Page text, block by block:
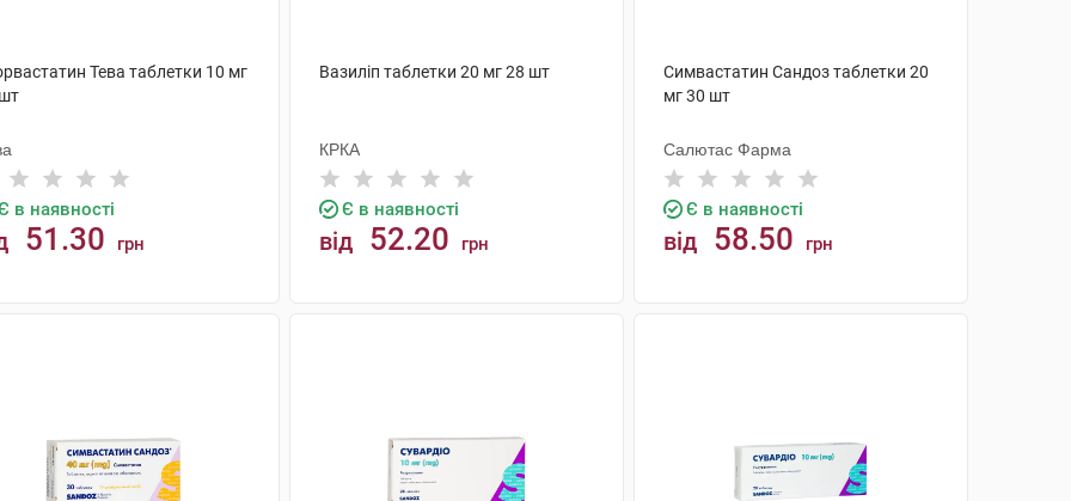
Тева таблетки 10 мг
в наявності
51.30 грн
Вазиліп таблетки 20 мг 28 шт
КРКА
Є в наявності
від 52.20 грн
Симвастатин Сандоз таблетки 20
мг 30 шт
Салютас Фарма
Є в наявності
від 58.50 грн